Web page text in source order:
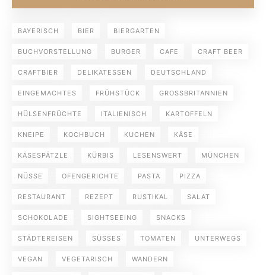
BAYERISCH BIER BIERGARTEN
BUCHVORSTELLUNG BURGER CAFE CRAFT BEER
CRAFTBIER DELIKATESSEN DEUTSCHLAND
EINGEMACHTES FRÜHSTÜCK GROSSBRITANNIEN
HÜLSENFRÜCHTE ITALIENISCH KARTOFFELN
KNEIPE KOCHBUCH KUCHEN KÄSE
KÄSESPÄTZLE KÜRBIS LESENSWERT MÜNCHEN
NÜSSE OFENGERICHTE PASTA PIZZA
RESTAURANT REZEPT RUSTIKAL SALAT
SCHOKOLADE SIGHTSEEING SNACKS
STÄDTEREISEN SÜSSES TOMATEN UNTERWEGS
VEGAN VEGETARISCH WANDERN